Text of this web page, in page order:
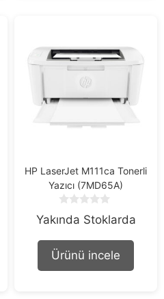
HP LaserJet M111ca Tonerli
Yazıcı (7MD65A)
o
o
f
Yakında Stoklarda
Ürünü incele